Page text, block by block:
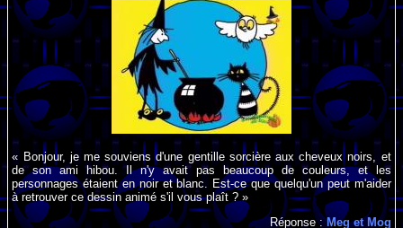
« Bonjour, je me souviens d'une gentille sorcière aux cheveux noirs, et
de son ami hibou. Il n'y avait pas beaucoup de couleurs, et les
personnages étaient en noir et blanc. Est-ce que quelqu'un peut m'aider
à retrouver ce dessin animé s'il vous plaît ? »
Réponse :Meg et Mog